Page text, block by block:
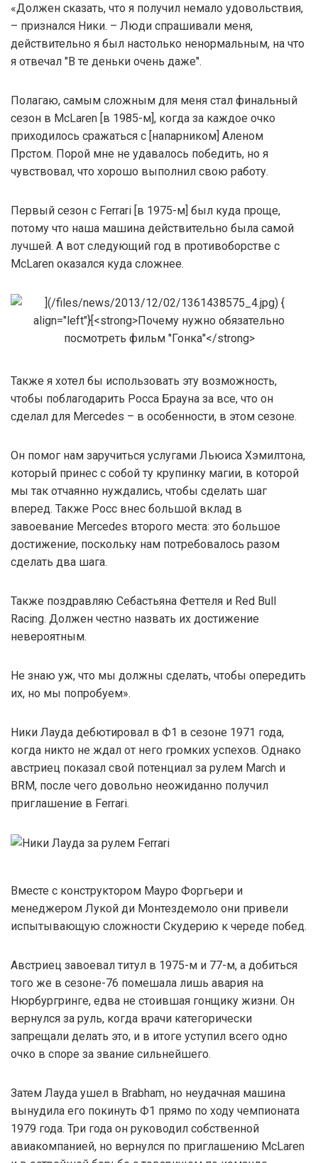
«Должен сказать, что я получил немало удовольствия,
– признался Ники. – Люди спрашивали меня,
действительно я был настолько ненормальным, на что
я отвечал "В те деньки очень даже".
Полагаю, самым сложным для меня стал финальный
сезон в McLaren [в 1985-м], когда за каждое очко
приходилось сражаться с [напарником] Аленом
Прстом. Порой мне не удавалось победить, но я
чувствовал, что хорошо выполнил свою работу.
Первый сезон с Ferrari [в 1975-м] был куда проще,
потому что наша машина действительно была самой
лучшей. А вот следующий год в противоборстве с
McLaren оказался куда сложнее.
Также я хотел бы использовать эту возможность,
чтобы поблагодарить Росса Брауна за все, что он
сделал для Mercedes – в особенности, в этом сезоне.
Он помог нам заручиться услугами Льюиса Хэмилтона,
который принес с собой ту крупинку магии, в которой
мы так отчаянно нуждались, чтобы сделать шаг
вперед. Также Росс внес большой вклад в
завоевание Mercedes второго места: это большое
достижение, поскольку нам потребовалось разом
сделать два шага.
Также поздравляю Себастьяна Феттеля и Red Bull
Racing. Должен честно назвать их достижение
невероятным.
Не знаю уж, что мы должны сделать, чтобы опередить
их, но мы попробуем».
Ники Лауда дебютировал в Ф1 в сезоне 1971 года,
когда никто не ждал от него громких успехов. Однако
австриец показал свой потенциал за рулем March и
BRM, после чего довольно неожиданно получил
приглашение в Ferrari.
Вместе с конструктором Мауро Форгьери и
менеджером Лукой ди Монтездемоло они привели
испытывающую сложности Скудерию к череде побед.
Австриец завоевал титул в 1975-м и 77-м, а добиться
того же в сезоне-76 помешала лишь авария на
Нюрбургринге, едва не стоившая гонщику жизни. Он
вернулся за руль, когда врачи категорически
запрещали делать это, и в итоге уступил всего одно
очко в споре за звание сильнейшего.
Затем Лауда ушел в Brabham, но неудачная машина
вынудила его покинуть Ф1 прямо по ходу чемпионата
1979 года. Три года он руководил собственной
авиакомпанией, но вернулся по приглашению McLaren